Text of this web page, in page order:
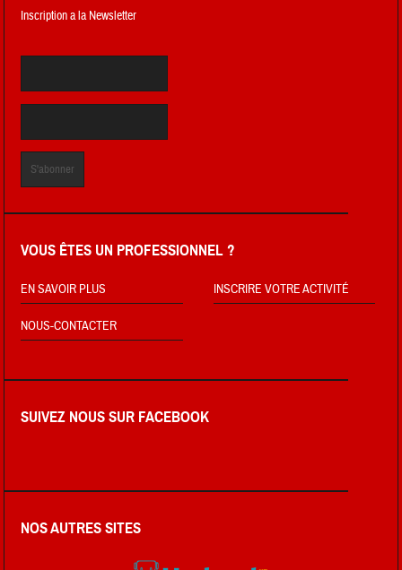
Inscription a la Newsletter
VOUS ÊTES UN PROFESSIONNEL ?
EN SAVOIR PLUS INSCRIRE VOTRE ACTIVITÉ
NOUS-CONTACTER
SUIVEZ NOUS SUR FACEBOOK
NOS AUTRES SITES